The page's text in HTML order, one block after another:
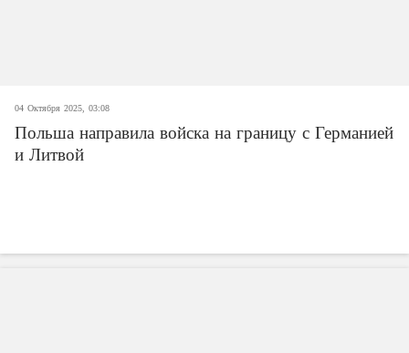
04 Октября 2025, 03:08
Польша направила войска на границу с Германией
и Литвой